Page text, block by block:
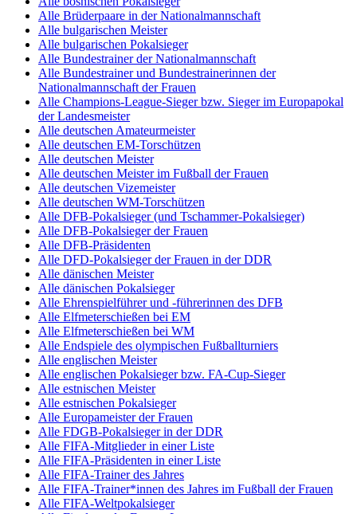
Alle Brüderpaare in der Nationalmannschaft
Alle bulgarischen Meister
Alle bulgarischen Pokalsieger
Alle Bundestrainer der Nationalmannschaft
Alle Bundestrainer und Bundestrainerinnen der
Nationalmannschaft der Frauen
Alle Champions-League-Sieger bzw. Sieger im Europapokal
der Landesmeister
Alle deutschen Amateurmeister
Alle deutschen EM-Torschützen
Alle deutschen Meister
Alle deutschen Meister im Fußball der Frauen
Alle deutschen Vizemeister
Alle deutschen WM-Torschützen
Alle DFB-Pokalsieger (und Tschammer-Pokalsieger)
Alle DFB-Pokalsieger der Frauen
Alle DFB-Präsidenten
Alle DFD-Pokalsieger der Frauen in der DDR
Alle dänischen Meister
Alle dänischen Pokalsieger
Alle Ehrenspielführer und -führerinnen des DFB
Alle Elfmeterschießen bei EM
Alle Elfmeterschießen bei WM
Alle Endspiele des olympischen Fußballturniers
Alle englischen Meister
Alle englischen Pokalsieger bzw. FA-Cup-Sieger
Alle estnischen Meister
Alle estnischen Pokalsieger
Alle Europameister der Frauen
Alle FDGB-Pokalsieger in der DDR
Alle FIFA-Mitglieder in einer Liste
Alle FIFA-Präsidenten in einer Liste
Alle FIFA-Trainer des Jahres
Alle FIFA-Trainer*innen des Jahres im Fußball der Frauen
Alle FIFA-Weltpokalsieger